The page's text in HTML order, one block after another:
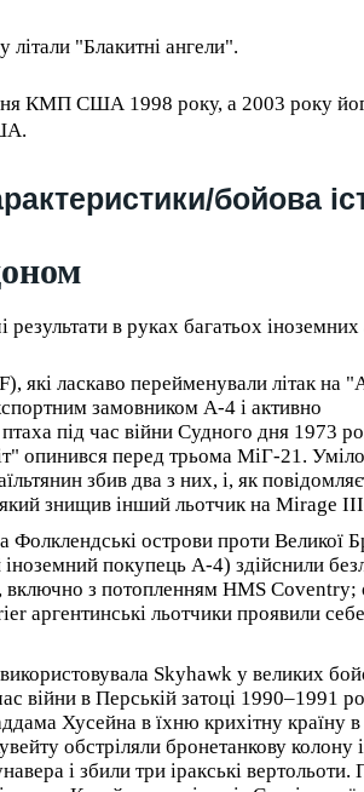
"Блакитні ангели".
КМП США 1998 року, а 2003 року
бойова
в руках багатьох іноземних
які ласкаво перейменували літак на
замовником A-4 і активно
під час війни Судного дня 1973
опинився перед трьома МіГ-21. Уміло
збив два з них, і, як
знищив інший льотчик на Mirage
Фолклендські острови проти Великої
покупець A-4) здійснили
включно з потопленням HMS Coventry;
аргентинські льотчики проявили
Skyhawk у великих
війни в Перській затоці 1990–1991
Хусейна в їхню крихітну країну в
обстріляли бронетанкову колону
і збили три іракські вертольоти.